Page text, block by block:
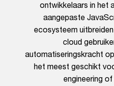
ontwikkelaars in het
aangepaste
ecosysteem
cloud
automatiseringskracht
het meest geschikt
engineering